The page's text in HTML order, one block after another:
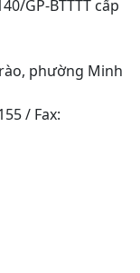
GP-BTTTT cấp
phường Minh
/ Fax: